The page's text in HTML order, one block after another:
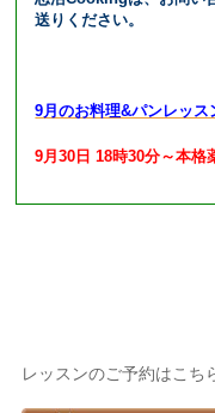
送りください。
9月のお料理&パンレッス
9月30日 18時30分～本格
レッスンのご予約はこち